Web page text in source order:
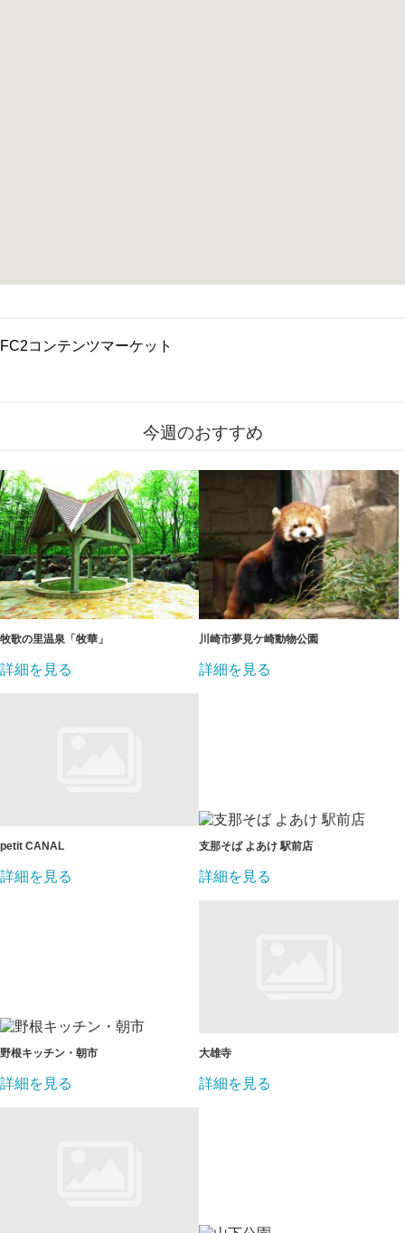
FC2コンテンツマーケット
今週のおすすめ
牧歌の里温泉「牧華」
詳細を見る
川崎市夢見ケ崎動物公園
詳細を見る
petit CANAL
詳細を見る
支那そば よあけ 駅前店
詳細を見る
野根キッチン・朝市
詳細を見る
大雄寺
詳細を見る